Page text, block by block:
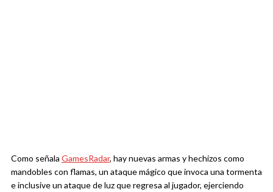
Como señala GamesRadar, hay nuevas armas y hechizos como
mandobles con flamas, un ataque mágico que invoca una tormenta
e inclusive un ataque de luz que regresa al jugador, ejerciendo